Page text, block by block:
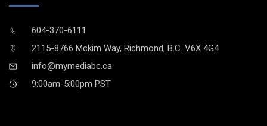
604-370-6111
2115-8766 Mckim Way, Richmond, B.C. V6X 4G4
info@mymediabc.ca
9:00am-5:00pm PST